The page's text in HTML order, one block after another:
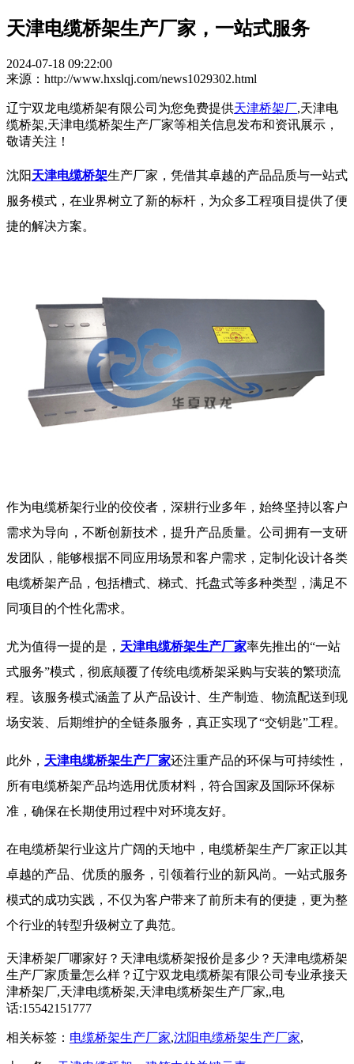
天津电缆桥架生产厂家，一站式服务
2024-07-18 09:22:00
来源：http://www.hxslqj.com/news1029302.html
辽宁双龙电缆桥架有限公司为您免费提供天津桥架厂,天津电
缆桥架,天津电缆桥架生产厂家等相关信息发布和资讯展示，
敬请关注！
沈阳天津电缆桥架生产厂家，凭借其卓越的产品品质与一站式
服务模式，在业界树立了新的标杆，为众多工程项目提供了便
捷的解决方案。
作为电缆桥架行业的佼佼者，深耕行业多年，始终坚持以客户
需求为导向，不断创新技术，提升产品质量。公司拥有一支研
发团队，能够根据不同应用场景和客户需求，定制化设计各类
电缆桥架产品，包括槽式、梯式、托盘式等多种类型，满足不
同项目的个性化需求。
尤为值得一提的是， 天津电缆桥架生产厂家率先推出的“一站
式服务”模式，彻底颠覆了传统电缆桥架采购与安装的繁琐流
程。该服务模式涵盖了从产品设计、生产制造、物流配送到现
场安装、后期维护的全链条服务，真正实现了“交钥匙”工程。
此外， 天津电缆桥架生产厂家还注重产品的环保与可持续性，
所有电缆桥架产品均选用优质材料，符合国家及国际环保标
准，确保在长期使用过程中对环境友好。
在电缆桥架行业这片广阔的天地中，电缆桥架生产厂家正以其
卓越的产品、优质的服务，引领着行业的新风尚。一站式服务
模式的成功实践，不仅为客户带来了前所未有的便捷，更为整
个行业的转型升级树立了典范。
天津桥架厂哪家好？天津电缆桥架报价是多少？天津电缆桥架
生产厂家质量怎么样？辽宁双龙电缆桥架有限公司专业承接天
津桥架厂,天津电缆桥架,天津电缆桥架生产厂家,,电
话:15542151777
相关标签： 电缆桥架生产厂家,沈阳电缆桥架生产厂家,